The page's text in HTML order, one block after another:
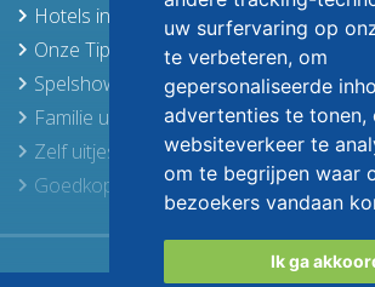
uw surfervaring op
te verbeteren, om
gepersonaliseerde
advertenties te tonen,
websiteverkeer te
om te begrijpen waar
bezoekers vandaan
Ik ga
Hotels in de Achterhoek,
Onze Tips
Spelshows
Familie uitjes
Zelf uitjes samenstellen
Goedkope activiteiten